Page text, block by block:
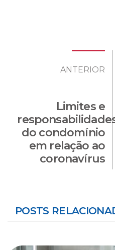
ANTERIOR
Limites e
do condomínio
em relação ao
coronavírus
POSTS